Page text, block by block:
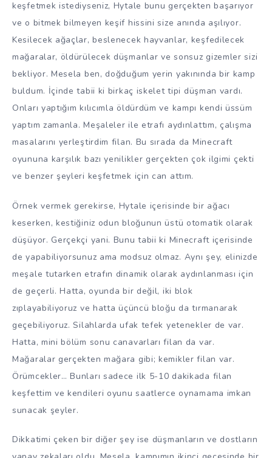
keşfetmek istediyseniz, Hytale bunu gerçekten başarıyor
ve o bitmek bilmeyen keşif hissini size anında aşılıyor.
Kesilecek ağaçlar, beslenecek hayvanlar, keşfedilecek
mağaralar, öldürülecek düşmanlar ve sonsuz gizemler sizi
bekliyor. Mesela ben, doğduğum yerin yakınında bir kamp
buldum. İçinde tabii ki birkaç iskelet tipi düşman vardı.
Onları yaptığım kılıcımla öldürdüm ve kampı kendi üssüm
yaptım zamanla. Meşaleler ile etrafı aydınlattım, çalışma
masalarını yerleştirdim filan. Bu sırada da Minecraft
oyununa karşılık bazı yenilikler gerçekten çok ilgimi çekti
ve benzer şeyleri keşfetmek için can attım.
Örnek vermek gerekirse, Hytale içerisinde bir ağacı
keserken, kestiğiniz odun bloğunun üstü otomatik olarak
düşüyor. Gerçekçi yani. Bunu tabii ki Minecraft içerisinde
de yapabiliyorsunuz ama modsuz olmaz. Aynı şey, elinizde
meşale tutarken etrafın dinamik olarak aydınlanması için
de geçerli. Hatta, oyunda bir değil, iki blok
zıplayabiliyoruz ve hatta üçüncü bloğu da tırmanarak
geçebiliyoruz. Silahlarda ufak tefek yetenekler de var.
Hatta, mini bölüm sonu canavarları filan da var.
Mağaralar gerçekten mağara gibi; kemikler filan var.
Örümcekler… Bunları sadece ilk 5-10 dakikada filan
keşfettim ve kendileri oyunu saatlerce oynamama imkan
sunacak şeyler.
Dikkatimi çeken bir diğer şey ise düşmanların ve dostların